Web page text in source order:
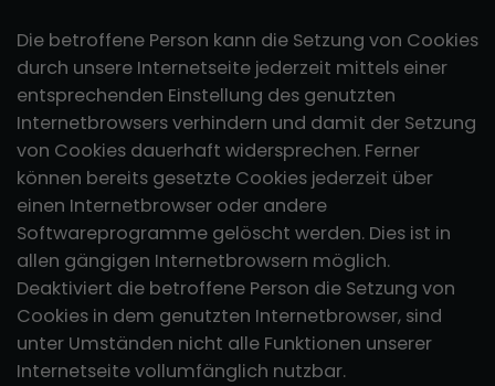
Die betroffene Person kann die Setzung von Cookies
durch unsere Internetseite jederzeit mittels einer
entsprechenden Einstellung des genutzten
Internetbrowsers verhindern und damit der Setzung
von Cookies dauerhaft widersprechen. Ferner
können bereits gesetzte Cookies jederzeit über
einen Internetbrowser oder andere
Softwareprogramme gelöscht werden. Dies ist in
allen gängigen Internetbrowsern möglich.
Deaktiviert die betroffene Person die Setzung von
Cookies in dem genutzten Internetbrowser, sind
unter Umständen nicht alle Funktionen unserer
Internetseite vollumfänglich nutzbar.